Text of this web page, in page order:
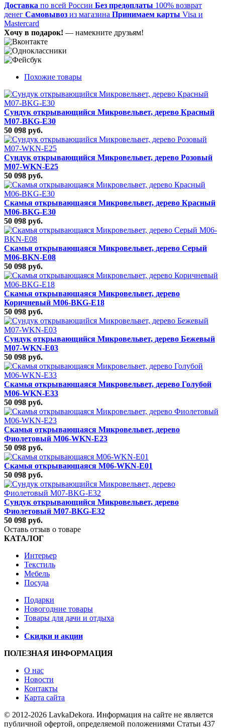
Доставка по всей России Без предоплаты 100% возврат
денег Самовывоз из магазина Принимаем карты Visa и
Mastercard
Хочу в подарок! — намекните друзьям!
Похожие товары
Сундук открывающийся Микровельвет, дерево Красный
M07-BKG-E30
50 098 руб.
Сундук открывающийся Микровельвет, дерево Розовый
M07-WKN-E25
50 098 руб.
Скамья открывающаяся Микровельвет, дерево Красный
M06-BKG-E30
50 098 руб.
Скамья открывающаяся Микровельвет, дерево Серый
M06-BKN-E08
50 098 руб.
Скамья открывающаяся Микровельвет, дерево
Коричневый M06-BKG-E18
50 098 руб.
Сундук открывающийся Микровельвет, дерево Бежевый
M07-WKN-E03
50 098 руб.
Скамья открывающаяся Микровельвет, дерево Голубой
M06-WKN-E33
50 098 руб.
Скамья открывающаяся Микровельвет, дерево
Фиолетовый M06-WKN-E23
50 098 руб.
Скамья открывающаяся M06-WKN-E01
50 098 руб.
Сундук открывающийся Микровельвет, дерево
Фиолетовый M07-BKG-E32
50 098 руб.
Оставь отзыв о товаре
КАТАЛОГ
Интерьер
Текстиль
Мебель
Посуда
Подарки
Новогодние товары
Товары для дачи и отдыха
Скидки и акции
ПОЛЕЗНАЯ ИНФОРМАЦИЯ
О нас
Новости
Контакты
Карта сайта
© 2012-2026 LavkaDekora. Информация на сайте не является
публичной офертой, определяемой положениями Статьи 437